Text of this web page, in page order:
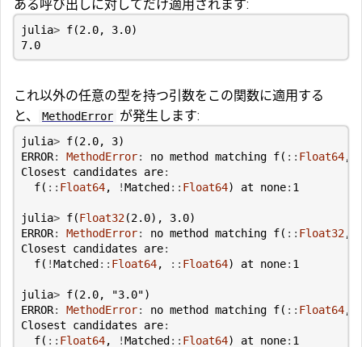
ある呼び出しに対してだけ適用されます:
julia> f(2.0, 3.0)
7.0
これ以外の任意の型を持つ引数をこの関数に適用する
と、
MethodError が発生します:
julia> f(2.0, 3)
ERROR: MethodError: no method matching f( :: Float64,
Closest
candidates are:
f( :: Float64, !Matched:: Float64) at none: 1
julia> f(Float32(2.0), 3.0)
ERROR: MethodError: no method matching f( :: Float32,
Closest
candidates are:
f( !Matched:: Float64, :: Float64) at none: 1
julia> f(2.0, "3.0")
ERROR: MethodError: no method matching f( :: Float64,
Closest
candidates are:
f( :: Float64, !Matched:: Float64) at none: 1